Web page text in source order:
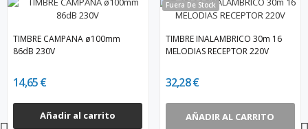
TIMBRE CAMPANA ø100mm
86dB 230V
14,65 €
Añadir al carrito
Fuera De Stock
TIMBRE INALAMBRICO 30m 16
MELODIAS RECEPTOR 220V
32,28 €
AÑADIR AL CARRITO